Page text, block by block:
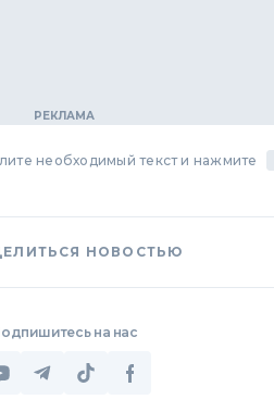
необходимый текст и нажмите
НОВОСТЬЮ
на нас